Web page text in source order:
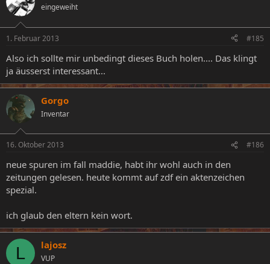
eingeweiht
1. Februar 2013 #185
Also ich sollte mir unbedingt dieses Buch holen.... Das klingt
ja äusserst interessant...
Gorgo
Inventar
16. Oktober 2013 #186
neue spuren im fall maddie, habt ihr wohl auch in den
zeitungen gelesen. heute kommt auf zdf ein aktenzeichen
spezial.
ich glaub den eltern kein wort.
L lajosz
VUP